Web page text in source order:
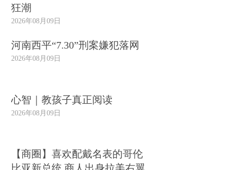
狂潮
2026年08月09日
河南西平“7.30”刑案嫌犯落网
2026年08月09日
心智｜教孩子真正阅读
2026年08月09日
【商圈】喜欢配戴名表的哥伦